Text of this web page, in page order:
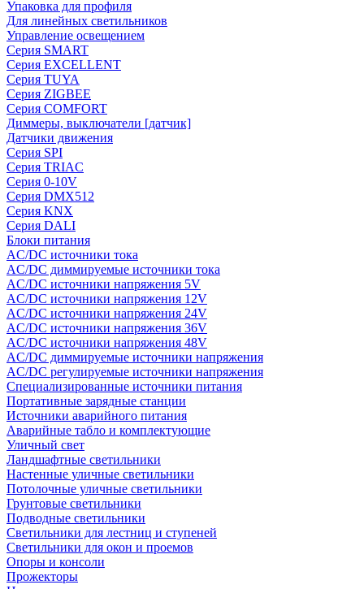
Упаковка для профиля
Для линейных светильников
Управление освещением
Серия SMART
Серия EXCELLENT
Серия TUYA
Серия ZIGBEE
Серия COMFORT
Диммеры, выключатели [датчик]
Датчики движения
Серия SPI
Серия TRIAC
Серия 0-10V
Серия DMX512
Серия KNX
Серия DALI
Блоки питания
AC/DC источники тока
AC/DC диммируемые источники тока
AC/DC источники напряжения 5V
AC/DC источники напряжения 12V
AC/DC источники напряжения 24V
AC/DC источники напряжения 36V
AC/DC источники напряжения 48V
AC/DC диммируемые источники напряжения
AC/DC регулируемые источники напряжения
Специализированные источники питания
Портативные зарядные станции
Источники аварийного питания
Аварийные табло и комплектующие
Уличный свет
Ландшафтные светильники
Настенные уличные светильники
Потолочные уличные светильники
Грунтовые светильники
Подводные светильники
Светильники для лестниц и ступеней
Светильники для окон и проемов
Опоры и консоли
Прожекторы